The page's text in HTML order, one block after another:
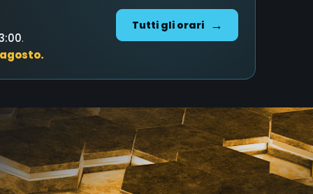
.
Tutti gli orari